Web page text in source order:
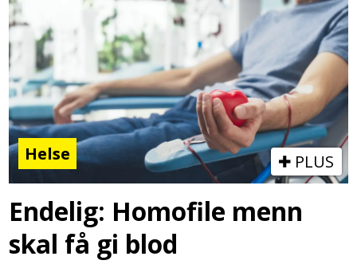
Helse PLUS
Endelig: Homofile menn
skal få gi blod